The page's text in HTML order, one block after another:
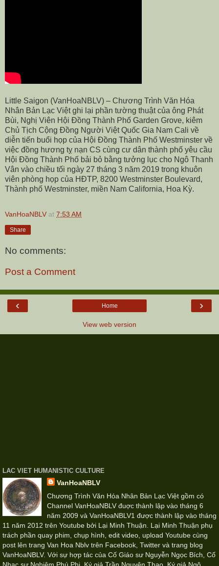
Little Saigon (VanHoaNBLV) – Chương Trình Văn Hóa
Nhân Bản Lạc Việt ghi lại phần tường thuật của ông Phát
Bùi, Nghị Viên Hội Đồng Thành Phố Garden Grove, kiêm
Chủ Tịch Cộng Đồng Người Việt Quốc Gia Nam Cali về
diễn tiến buổi họp của Hội Đồng Thành Phố Westminster về
việc đồng hương tỵ nạn CS cùng cư dân thành phố yêu cầu
Hội Đồng Thành Phố bải bỏ bằng tưởng lục cho Ngô Thanh
Vân vào chiều tối ngày 27 tháng 3 năm 2019 trong khuôn
viên phòng họp của HĐTP, 8200 Westminster Boulevard,
Thành phố Westminster, miền Nam California, Hoa Kỳ.
VanHoaNBLV at 7:53 AM
Share
No comments:
Post a Comment
‹ ›
Home
View web version
LAC VIET HUMANISTIC CULTURE
VanHoaNBLV
Chương Trình Văn Hóa Nhân Bản Lạc Việt gồm có
Channel VanHoaNBLV đuợc thành lập vào tháng 6
năm 2009 và VanHoaNBLV1 được thành lập vào tháng
11 năm 2012 trên Youtube bởi Lại Minh Thuận. Lại Minh Thuận phụ
trách phần quay phim, chụp hình, edit video, upload Youtube cùng
post lên trang Van Hoa Nblv trên Facebook, Twitter và trang blog
VanHoaNBLV. Với sự hợp tác của Cố Giáo sư Nguyễn Ngọc Bích, Cố